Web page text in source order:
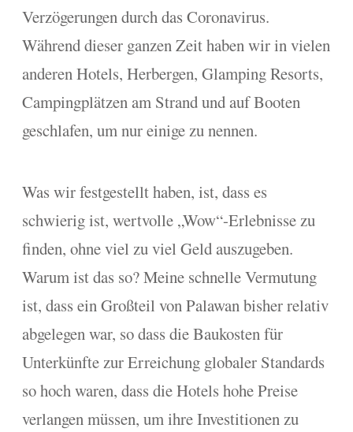
Verzögerungen durch das Coronavirus.
Während dieser ganzen Zeit haben wir in vielen
anderen Hotels, Herbergen, Glamping Resorts,
Campingplätzen am Strand und auf Booten
geschlafen, um nur einige zu nennen.
Was wir festgestellt haben, ist, dass es
schwierig ist, wertvolle „Wow“-Erlebnisse zu
finden, ohne viel zu viel Geld auszugeben.
Warum ist das so? Meine schnelle Vermutung
ist, dass ein Großteil von Palawan bisher relativ
abgelegen war, so dass die Baukosten für
Unterkünfte zur Erreichung globaler Standards
so hoch waren, dass die Hotels hohe Preise
verlangen müssen, um ihre Investitionen zu